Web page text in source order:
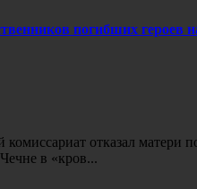
погибших героев
отказал матери
в «кров...